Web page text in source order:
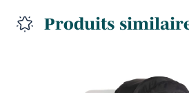
Produits